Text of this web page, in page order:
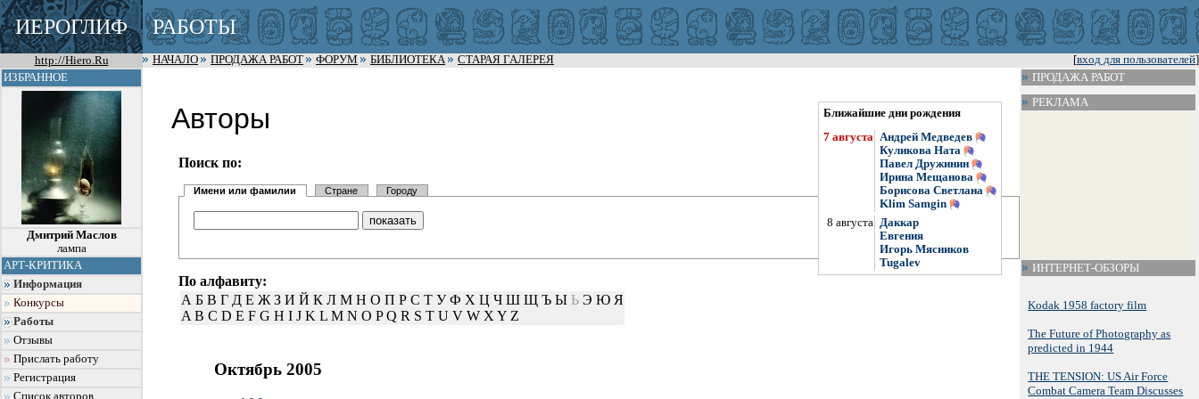
ИЕРОГЛИФ РАБОТЫ
http://Hiero.Ru [вход для пользователей]
НАЧАЛО ПРОДАЖА РАБОТ ФОРУМ БИБЛИОТЕКА
СТАРАЯ ГАЛЕРЕЯ
ИЗБРАННОЕ
Дмитрий Маслов
лампа
АРТ-КРИТИКА
Информация
Конкурсы
Работы
Отзывы
Прислать работу
Регистрация
Список авторов
Ближайшие дни рождения
7 августа Андрей Медведев
Куликова Ната
Павел Дружинин
Ирина Мещанова
Борисова Светлана
Klim Samgin
8 августа Даккар
Евгения
Игорь Мясников
Tugalev
Авторы
Поиск по:
Имени или фамилии Стране Городу
По алфавиту:
А Б В Г Д Е Ж З И Й К Л М Н О П Р С Т У Ф Х Ц Ч Ш Щ Ъ Ы Ь Э Ю Я
A B C D E F G H I J K L M N O P Q R S T U V W X Y Z
Октябрь 2005
ПРОДАЖА РАБОТ
РЕКЛАМА
ИНТЕРНЕТ-ОБЗОРЫ
Kodak 1958 factory film
The Future of Photography as
predicted in 1944
THE TENSION: US Air Force
Combat Camera Team Discusses